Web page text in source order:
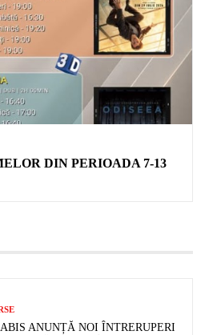
DIN PERIOADA 7-13
ANUNȚĂ NOI ÎNTRERUPERI